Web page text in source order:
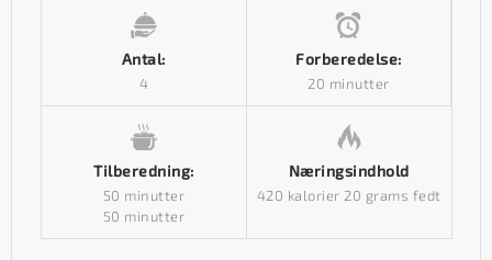
Antal:
4
Forberedelse:
20 minutter
Tilberedning:
50 minutter
50 minutter
Næringsindhold
420 kalorier 20 grams fedt